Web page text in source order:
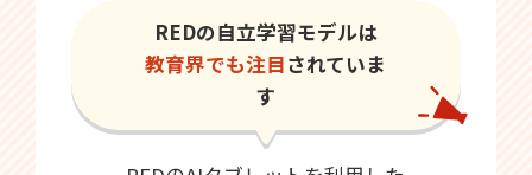
REDの自立学習モデルは
教育界でも注目されていま
す